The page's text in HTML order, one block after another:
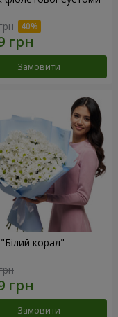
Замовити
корал"
Замовити